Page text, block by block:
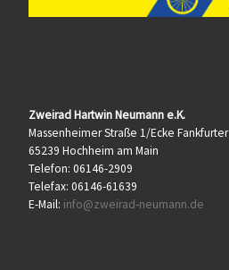
Zweirad Hartwin Neumann e.K.
Massenheimer Straße 1/Ecke Fankfurter
65239 Hochheim am Main
Telefon: 06146-2909
Telefax: 06146-61639
E-Mail: info@zweirad-neumann.de